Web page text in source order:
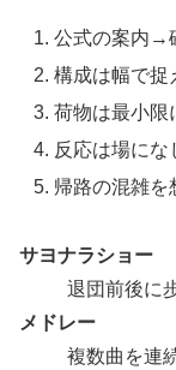
公式の案内→
構成は幅で捉
荷物は最小限
反応は場にな
帰路の混雑を
サヨナラショー
退団前後に
メドレー
複数曲を連